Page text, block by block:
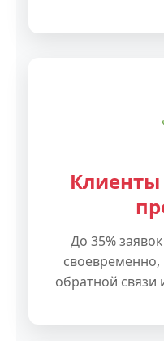
Клиенты
До 35%
обратной связи